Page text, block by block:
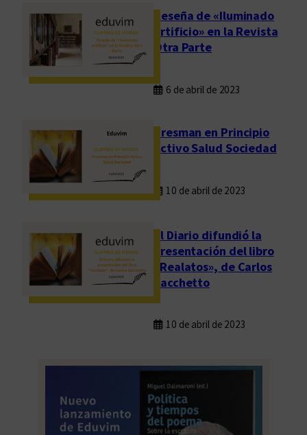
Reseña de «Iluminado
artificio» en la Revista
Otra Parte
6 de abril de 2023
Presman en Principio
Activo Salud Sociedad
10 de abril de 2023
El Diario difundió la
presentación del libro
«Realatos», de Carlos
Sacchetto
10 de abril de 2023